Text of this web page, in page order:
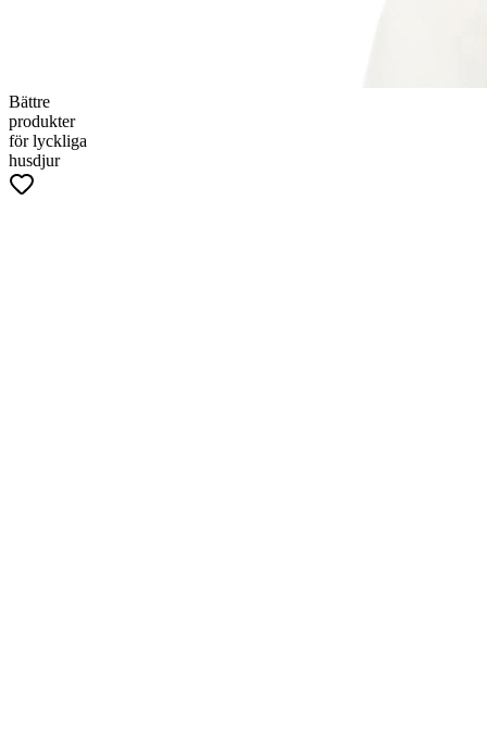
Bättre
produkter
för lyckliga
husdjur